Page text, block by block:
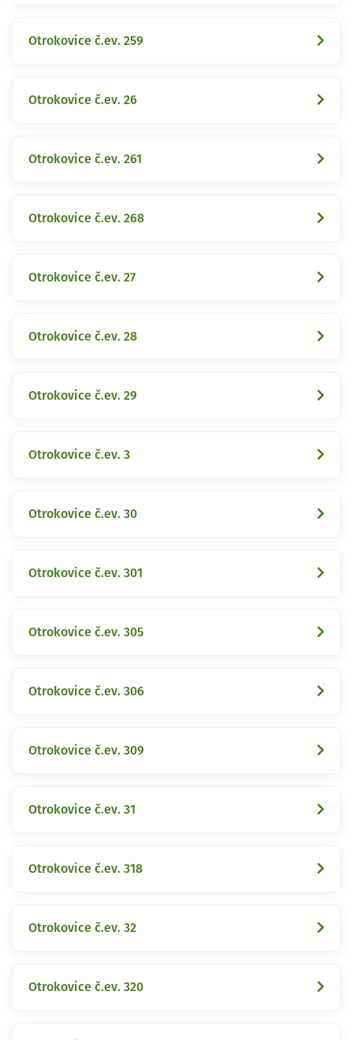
Otrokovice č.ev. 259
Otrokovice č.ev. 26
Otrokovice č.ev. 261
Otrokovice č.ev. 268
Otrokovice č.ev. 27
Otrokovice č.ev. 28
Otrokovice č.ev. 29
Otrokovice č.ev. 3
Otrokovice č.ev. 30
Otrokovice č.ev. 301
Otrokovice č.ev. 305
Otrokovice č.ev. 306
Otrokovice č.ev. 309
Otrokovice č.ev. 31
Otrokovice č.ev. 318
Otrokovice č.ev. 32
Otrokovice č.ev. 320